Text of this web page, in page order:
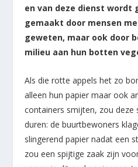
en van deze dienst wordt
gemaakt door mensen
geweten, maar ook door
milieu aan hun botten
Als die rotte appels het zo
alleen hun papier maar ook
containers smijten, zou deze
duren: de buurtbewoners
slingerend papier nadat een
zou een spijtige zaak zijn